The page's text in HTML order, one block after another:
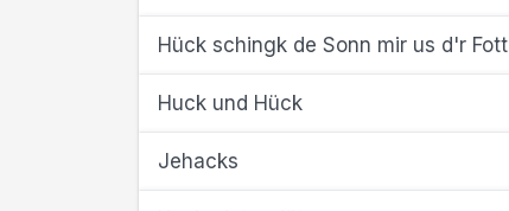
Hück schingk de Sonn mir us d'r Fott
Huck und Hück
Jehacks